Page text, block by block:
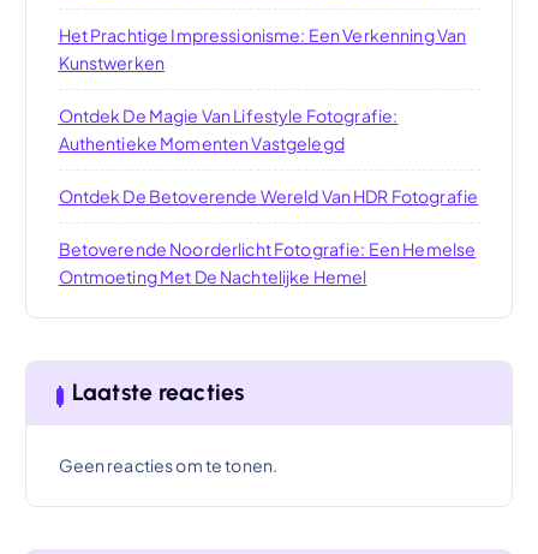
Het Prachtige Impressionisme: Een Verkenning Van
Kunstwerken
Ontdek De Magie Van Lifestyle Fotografie:
Authentieke Momenten Vastgelegd
Ontdek De Betoverende Wereld Van HDR Fotografie
Betoverende Noorderlicht Fotografie: Een Hemelse
Ontmoeting Met De Nachtelijke Hemel
Laatste reacties
Geen reacties om te tonen.